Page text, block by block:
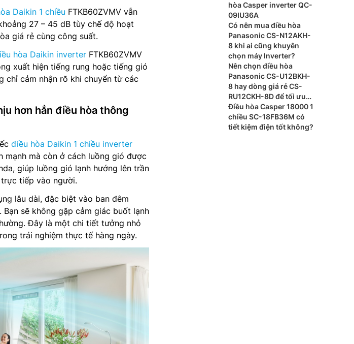
Daikin 1 chiều FTKB60ZVMV vẫn
27 – 45 dB tùy chế độ hoạt
giá rẻ cùng công suất.
hòa Daikin inverter FTKB60ZVMV
xuất hiện tiếng rung hoặc tiếng gió
chỉ cảm nhận rõ khi chuyển từ các
hơn hẳn điều hòa thông
điều hòa Daikin 1 chiều inverter
mạnh mà còn ở cách luồng gió được
giúp luồng gió lạnh hướng lên trần
tiếp vào người.
lâu dài, đặc biệt vào ban đêm
sẽ không gặp cảm giác buốt lạnh
Đây là một chi tiết tưởng nhỏ
trải nghiệm thực tế hàng ngày.
hòa Casper inverter QC-
09IU36A
Có nên mua điều hòa
Panasonic CS-N12AKH-
8 khi ai cũng khuyên
chọn máy Inverter?
Nên chọn điều hòa
Panasonic CS-U12BKH-
8 hay dòng giá rẻ CS-
RU12CKH-8D để tối ưu
chi phí?
Điều hòa Casper 18000 1
chiều SC-18FB36M có
tiết kiệm điện tốt không?